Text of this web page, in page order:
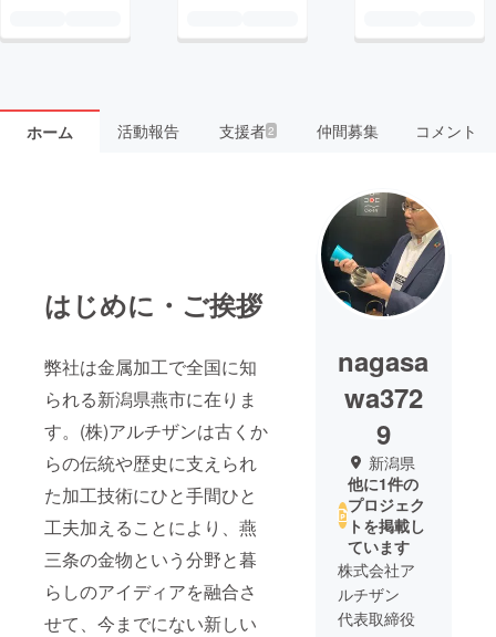
ホーム 活動報告 支援者2 仲間募集 コメント
はじめに・ご挨拶
弊社は金属加工で全国に知
られる新潟県燕市に在りま
す。(株)アルチザンは古くか
らの伝統や歴史に支えられ
た加工技術にひと手間ひと
工夫加えることにより、燕
三条の金物という分野と暮
らしのアイディアを融合さ
せて、今までにない新しい
nagasa
wa372
9
新潟県
他に1件の
プロジェク
トを掲載し
ています
株式会社ア
ルチザン
代表取締役